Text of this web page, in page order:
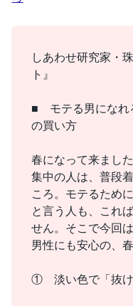
しあわせ研究家・
ト』
■ モテる男になれ
の買い方
春になって来まし
集中の人は、普段
ころ。モテるため
と言う人も、これ
せん。そこで今回
男性にも安心の、
① 淡い色で「抜け